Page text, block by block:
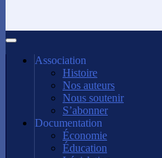
Association
Histoire
Nos auteurs
Nous soutenir
S’abonner
Documentation
Économie
Éducation